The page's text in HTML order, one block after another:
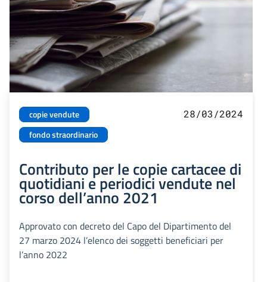
copie vendute
fondo straordinario
28/03/2024
Contributo per le copie cartacee di
quotidiani e periodici vendute nel
corso dell’anno 2021
Approvato con decreto del Capo del Dipartimento del
27 marzo 2024 l’elenco dei soggetti beneficiari per
l’anno 2022